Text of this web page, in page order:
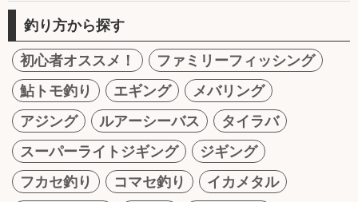
釣り方から探す
初心者オススメ！
ファミリーフィッシング
鮎トモ釣り
エギング
メバリング
アジング
ルアーシーバス
タイラバ
スーパーライトジギング
ジギング
フカセ釣り
コマセ釣り
イカメタル